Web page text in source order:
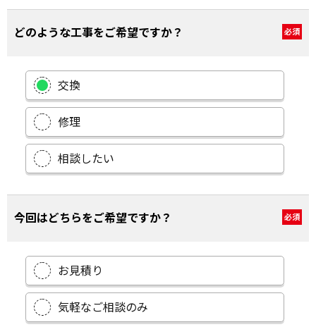
どのような工事をご希望ですか？ 必須
交換
修理
相談したい
今回はどちらをご希望ですか？ 必須
お見積り
気軽なご相談のみ